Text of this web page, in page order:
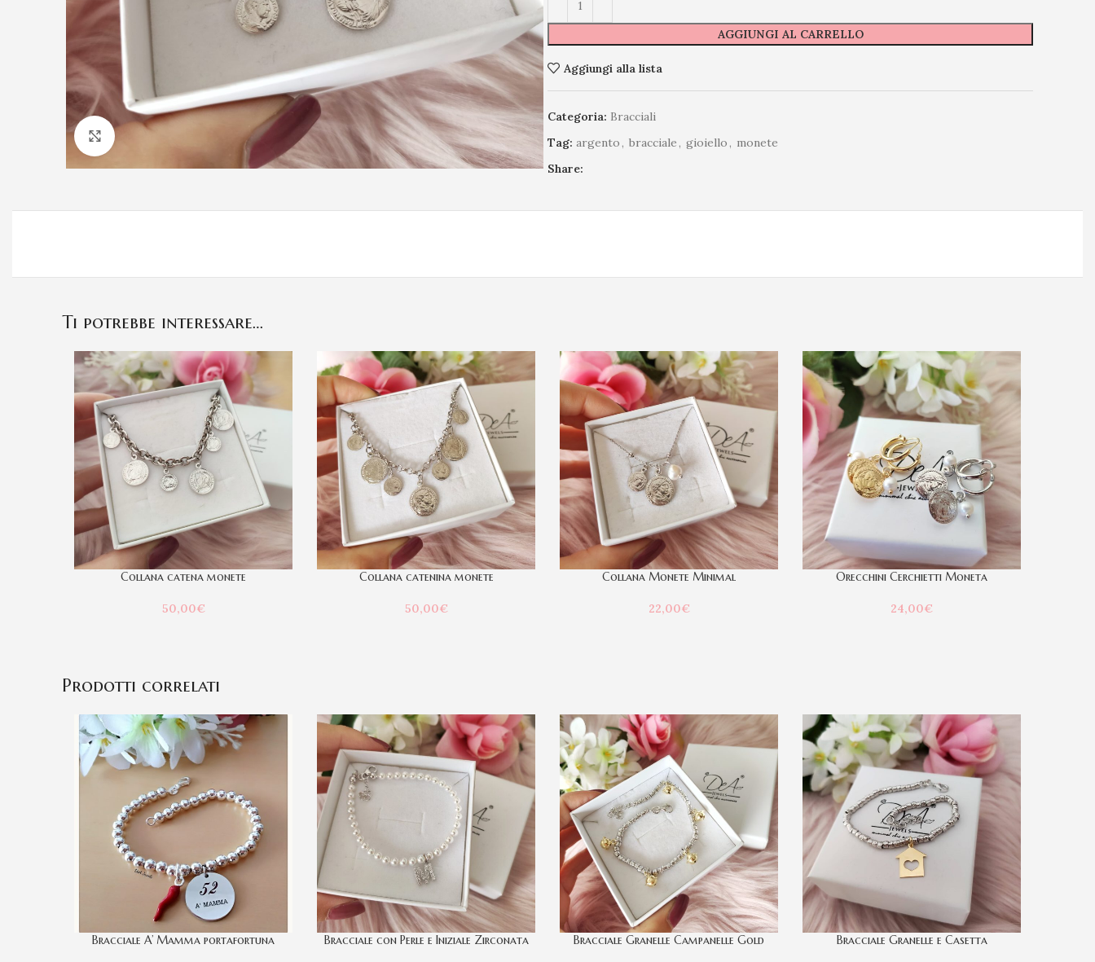
AGGIUNGI AL CARRELLO
Aggiungi alla lista
Categoria: Bracciali
Tag: argento, bracciale, gioiello, monete
Share:
Ti potrebbe interessare…
Collana catena monete
50,00€
Collana catenina monete
50,00€
Collana Monete Minimal
22,00€
Orecchini Cerchietti Moneta
24,00€
Prodotti correlati
Bracciale A’ Mamma portafortuna Bracciale con Perle e Iniziale Zirconata Bracciale Granelle Campanelle Gold Bracciale Granelle e Casetta